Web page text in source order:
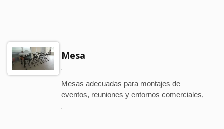
Mesa
Mesas adecuadas para montajes de
eventos, reuniones y entornos comerciales,